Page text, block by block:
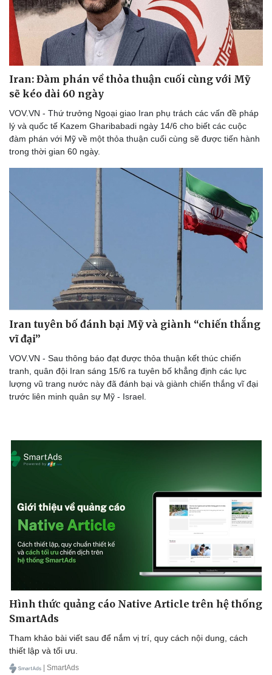
Doanh nghiệp
Thông tin doanh nghiệp
Doanh nghiệp 24h
Doanh nhân
Vì cộng đồng
Công nghệ
Sành điệu
Tin Công nghệ
Chuyển đổi số
Iran: Đàm phán về thỏa thuận cuối cùng với Mỹ
sẽ kéo dài 60 ngày
VOV.VN - Thứ trưởng Ngoại giao Iran phụ trách các vấn đề pháp
lý và quốc tế Kazem Gharibabadi ngày 14/6 cho biết các cuộc
đàm phán với Mỹ về một thỏa thuận cuối cùng sẽ được tiến hành
trong thời gian 60 ngày.
Iran tuyên bố đánh bại Mỹ và giành “chiến thắng
vĩ đại”
VOV.VN - Sau thông báo đạt được thỏa thuận kết thúc chiến
tranh, quân đội Iran sáng 15/6 ra tuyên bố khẳng định các lực
lượng vũ trang nước này đã đánh bại và giành chiến thắng vĩ đại
trước liên minh quân sự Mỹ - Israel.
Hình thức quảng cáo Native Article trên hệ thống
SmartAds
Tham khảo bài viết sau để nắm vị trí, quy cách nội dung, cách
thiết lập và tối ưu.
| SmartAds